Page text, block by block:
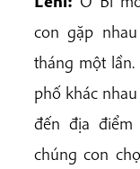
con gặp
tháng một
phố khác
đến địa
chúng con